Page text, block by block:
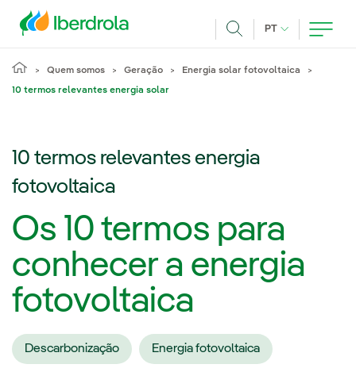
PT IDIOMA ATUAL,
Quem somos Geração Energia solar fotovoltaica
10 termos relevantes energia solar
10 termos relevantes energia
fotovoltaica
Os 10 termos para
conhecer a energia
fotovoltaica
Descarbonização Energia fotovoltaica